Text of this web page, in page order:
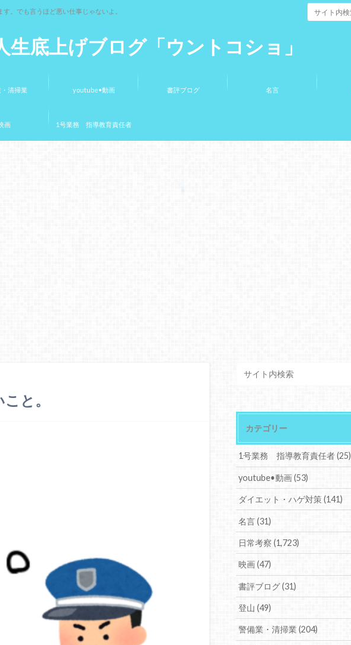
生底上げブログ「ウントコショ」
。でも言うほど悪い仕事じゃないよ。
清掃業 youtube•動画 書評ブログ 名言
画 1号業務 指導教育責任者
と。
カテゴリー
1号業務 指導教育責任者(25)
youtube•動画(53)
ダイエット・ハゲ対策(141)
名言(31)
日常考察(1,723)
映画(47)
書評ブログ(31)
登山(49)
警備業・清掃業(204)